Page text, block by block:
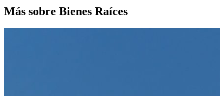
Más sobre Bienes Raíces